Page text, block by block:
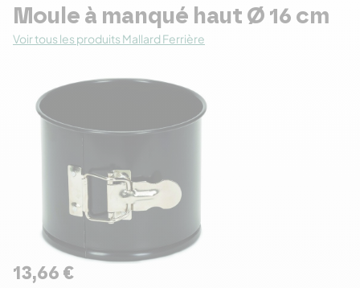
Moule à manqué haut Ø 16 cm
Voir tous les produits Mallard Ferrière
13,66 €